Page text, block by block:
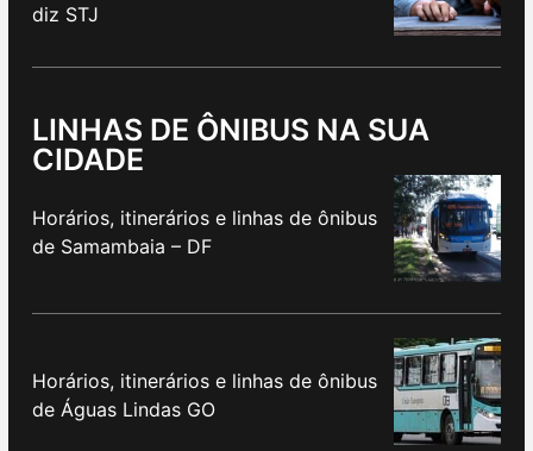
diz STJ
LINHAS DE ÔNIBUS NA SUA
CIDADE
Horários, itinerários e linhas de ônibus
de Samambaia – DF
Horários, itinerários e linhas de ônibus
de Águas Lindas GO